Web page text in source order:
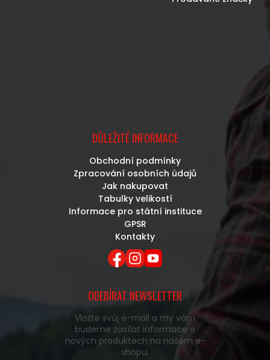
DŮLEŽITÉ INFORMACE
Obchodní podmínky
Zpracování osobních údajů
Jak nakupovat
Tabulky velikostí
Informace pro státní instituce
GPSR
Kontakty
ODEBÍRAT NEWSLETTER
Vložte svůj e-mail a my vám
budeme zasílat informace o
nových produktech na našem e-
shopu.